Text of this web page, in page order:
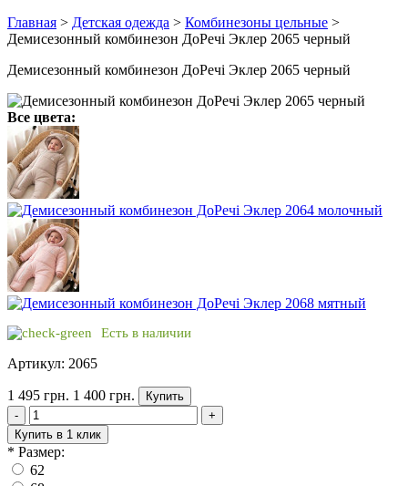
Главная > Детская одежда > Комбинезоны цельные >
Демисезонный комбинезон ДоРечі Эклер 2065 черный
Демисезонный комбинезон ДоРечі Эклер 2065 черный
Все цвета:
Есть в наличии
Артикул: 2065
1 495 грн. 1 400 грн.
Купить
-
+
Купить в 1 клик
* Размер:
62